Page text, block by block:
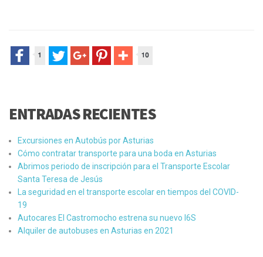
ENTRADAS RECIENTES
Excursiones en Autobús por Asturias
Cómo contratar transporte para una boda en Asturias
Abrimos periodo de inscripción para el Transporte Escolar
Santa Teresa de Jesús
La seguridad en el transporte escolar en tiempos del COVID-
19
Autocares El Castromocho estrena su nuevo I6S
Alquiler de autobuses en Asturias en 2021